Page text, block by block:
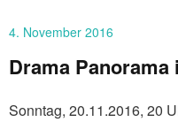
4. November 2016
Drama Panorama
Sonntag, 20.11.2016, 20